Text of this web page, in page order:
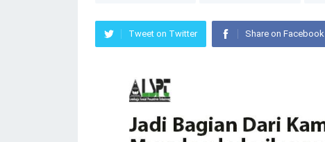
Tweet on Twitter Share on Facebook